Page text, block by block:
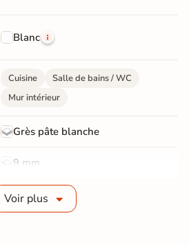
Blanc
Cuisine
Salle de bains / WC
Mur intérieur
Grès pâte blanche
9 mm
rectifié
Voir plus